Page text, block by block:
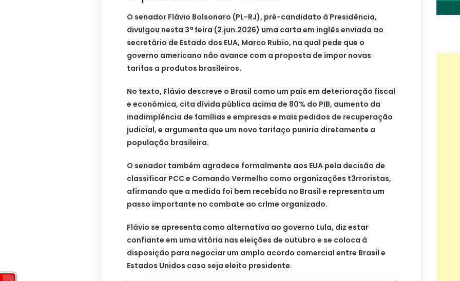
O senador Flávio Bolsonaro (PL-RJ), pré-candidato à Presidência,
divulgou nesta 3ª feira (2.jun.2026) uma carta em inglês enviada ao
secretário de Estado dos EUA, Marco Rubio, na qual pede que o
governo americano não avance com a proposta de impor novas
tarifas a produtos brasileiros.
No texto, Flávio descreve o Brasil como um país em deterioração fiscal
e econômica, cita dívida pública acima de 80% do PIB, aumento da
inadimplência de famílias e empresas e mais pedidos de recuperação
judicial, e argumenta que um novo tarifaço puniria diretamente a
população brasileira.
O senador também agradece formalmente aos EUA pela decisão de
classificar PCC e Comando Vermelho como organizações t3rroristas,
afirmando que a medida foi bem recebida no Brasil e representa um
passo importante no combate ao crlme organizado.
Flávio se apresenta como alternativa ao governo Lula, diz estar
confiante em uma vitória nas eleições de outubro e se coloca à
disposição para negociar um amplo acordo comercial entre Brasil e
Estados Unidos caso seja eleito presidente.